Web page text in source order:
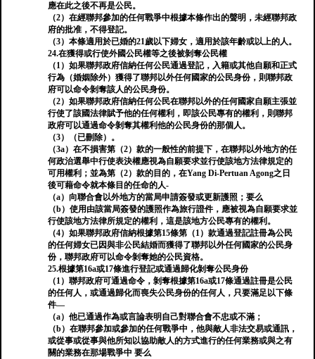
應在此之後不再是公民。
（2）在經聯邦參加的任何戰爭中根據本條作出的聲明，未經聯邦政
府的批准，不得登記。
（3）本條適用於已婚的21歲以下婦女，適用於該年齡或以上的人。
24.在獲得或行使外國公民權等之後被剝奪公民權
（1）如果聯邦政府信納任何公民通過登記，入籍或其他自願和正式
行為（婚姻除外）獲得了聯邦以外任何國家的公民身份，則聯邦政
府可以命令剝奪該人的公民身份。
（2）如果聯邦政府信納任何公民在聯邦以外的任何國家自願主張並
行使了該國法律賦予他的任何權利，即該公民專有的權利，則聯邦
政府可以通過命令剝奪其權利他的公民身份的那個人。
（3）（已刪除）。
（3a）在不損害第（2）款的一般性的前提下，在聯邦以外地方的任
何政治選舉中行使表決權應視為自願要求並行使該地方法律規定的
可用權利；並為第（2）款的目的，在Yang Di-Pertuan Agong之日
後可藉命令就本條目的任命的人-
（a）向聯合會以外地方的當局申請簽發或更新護照；要么
（b）使用由該當局簽發的護照作為旅行證件，應被視為自願要求並
行使該地方法律所規定的權利，這是該地方公民專有的權利。
（4）如果聯邦政府信納根據第15條第（1）款通過登記註冊為公民
的任何婦女已因與非公民結婚而獲得了聯邦以外任何國家的公民身
份，聯邦政府可以命令剝奪她的公民資格。
25.根據第16a或17條進行登記或通過歸化剝奪公民身份
（1）聯邦政府可通過命令，剝奪根據第16a或17條通過註冊是公民
的任何人，或通過歸化而喪失公民身份的任何人，只要滿足以下條
件—
（a）他已通過作為或言論表明自己對聯合會不忠或不滿；
（b）在聯邦參加或參加的任何戰爭中，他與敵人非法交易或通訊，
或從事或從事與他所知以協助敵人的方式進行的任何業務或與之有
關的業務在那場戰爭中 要么